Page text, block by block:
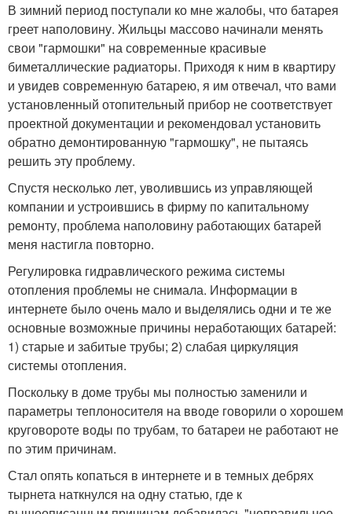
В зимний период поступали ко мне жалобы, что батарея
греет наполовину. Жильцы массово начинали менять
свои "гармошки" на современные красивые
биметаллические радиаторы. Приходя к ним в квартиру
и увидев современную батарею, я им отвечал, что вами
установленный отопительный прибор не соответствует
проектной документации и рекомендовал установить
обратно демонтированную "гармошку", не пытаясь
решить эту проблему.
Спустя несколько лет, уволившись из управляющей
компании и устроившись в фирму по капитальному
ремонту, проблема наполовину работающих батарей
меня настигла повторно.
Регулировка гидравлического режима системы
отопления проблемы не снимала. Информации в
интернете было очень мало и выделялись одни и те же
основные возможные причины неработающих батарей:
1) старые и забитые трубы; 2) слабая циркуляция
системы отопления.
Поскольку в доме трубы мы полностью заменили и
параметры теплоносителя на вводе говорили о хорошем
круговороте воды по трубам, то батареи не работают не
по этим причинам.
Стал опять копаться в интернете и в темных дебрях
тырнета наткнулся на одну статью, где к